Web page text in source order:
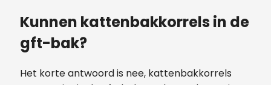
Kunnen kattenbakkorrels in de
gft-bak?
Het korte antwoord is nee, kattenbakkorrels